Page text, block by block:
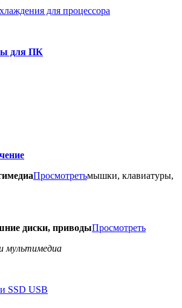
для процессора
для ПК
Просмотретьмышки, клавиатуры,
диски, приводыПросмотреть
мультимедиа
SSD USB